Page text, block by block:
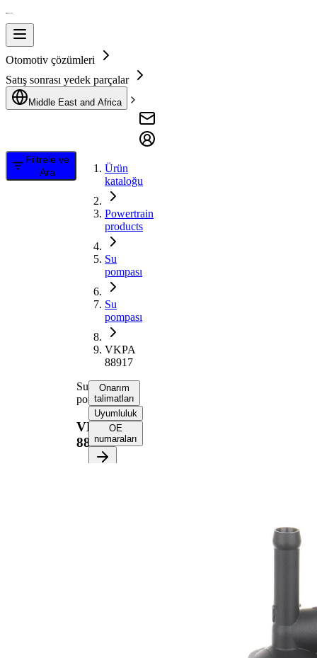
Otomotiv çözümleri
Satış sonrası yedek parçalar
Middle East and Africa
Filtrele ve
Ara
Ürün
kataloğu
Powertrain
products
Su
pompası
Su
pompası
VKPA
88917
Su
pompası
VKPA
88917
Onarım
talimatları
Uyumluluk
OE
numaraları